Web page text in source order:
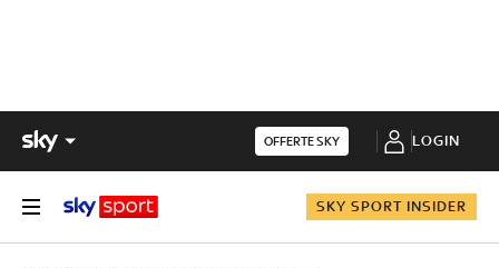
OFFERTE SKY LOGIN
SKY SPORT INSIDER